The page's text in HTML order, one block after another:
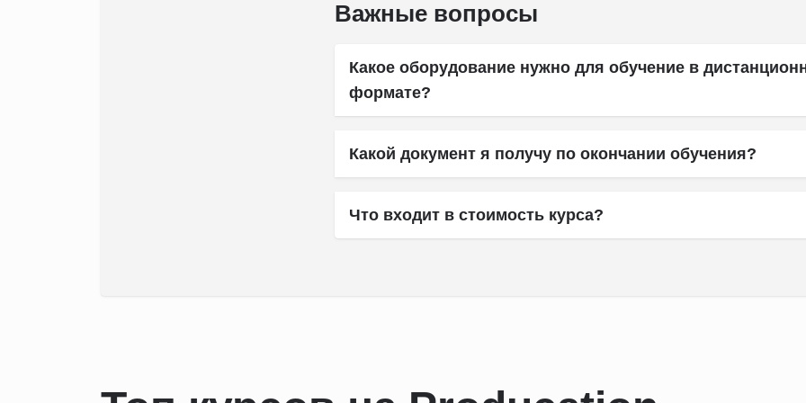
Важные вопросы
Какое оборудование нужно для обучение в
формате?
Какой документ я получу по окончании обучения?
Что входит в стоимость курса?